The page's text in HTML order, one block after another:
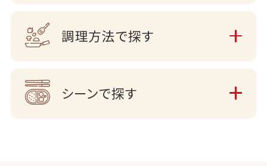
調理方法で探す
シーンで探す